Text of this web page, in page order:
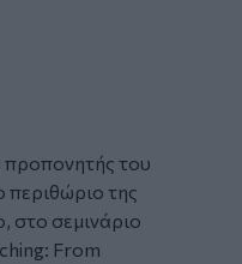
προπονητής του
της
στο σεμινάριο
From